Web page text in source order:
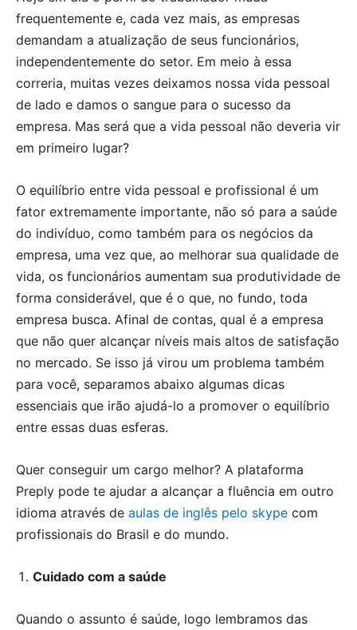
frequentemente e, cada vez mais, as empresas
demandam a atualização de seus funcionários,
independentemente do setor. Em meio à essa
correria, muitas vezes deixamos nossa vida pessoal
de lado e damos o sangue para o sucesso da
empresa. Mas será que a vida pessoal não deveria vir
em primeiro lugar?
O equilíbrio entre vida pessoal e profissional é um
fator extremamente importante, não só para a saúde
do indivíduo, como também para os negócios da
empresa, uma vez que, ao melhorar sua qualidade de
vida, os funcionários aumentam sua produtividade de
forma considerável, que é o que, no fundo, toda
empresa busca. Afinal de contas, qual é a empresa
que não quer alcançar níveis mais altos de satisfação
no mercado. Se isso já virou um problema também
para você, separamos abaixo algumas dicas
essenciais que irão ajudá-lo a promover o equilíbrio
entre essas duas esferas.
Quer conseguir um cargo melhor? A plataforma
Preply pode te ajudar a alcançar a fluência em outro
idioma através de aulas de inglês pelo skype com
profissionais do Brasil e do mundo.
Cuidado com a saúde
Quando o assunto é saúde, logo lembramos das